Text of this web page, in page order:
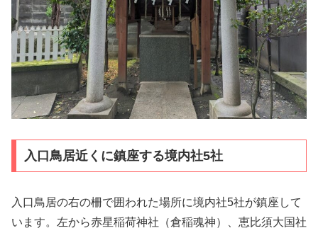
入口鳥居近くに鎮座する境内社5社
入口鳥居の右の柵で囲われた場所に境内社5社が鎮座して
います。左から赤星稲荷神社（倉稲魂神）、恵比須大国社